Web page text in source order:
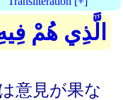
الَّذِي هُمْ
意見が果な